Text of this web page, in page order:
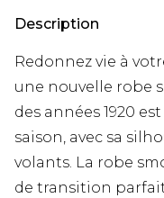
Description
Redonnez vie à
une nouvelle robe
des années 1920
saison, avec sa
volants. La robe
de transition